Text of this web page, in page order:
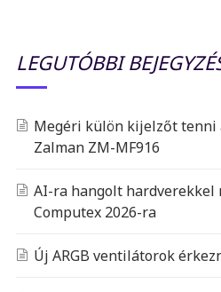
LEGUTÓBBI
Megéri külön kijelzőt tenni
Zalman ZM-MF916
AI-ra hangolt hardverekkel
Computex 2026-ra
Új ARGB ventilátorok